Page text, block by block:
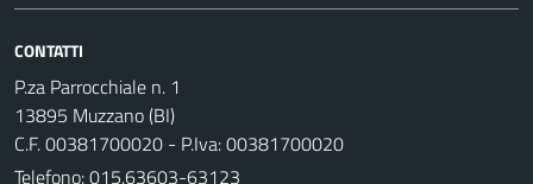
CONTATTI
P.za Parrocchiale n. 1
13895 Muzzano (BI)
C.F. 00381700020 - P.Iva: 00381700020
Telefono:015.63603-63123